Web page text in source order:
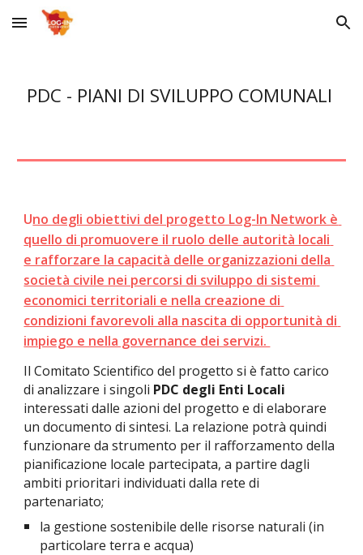
Skip to main content Skip to navigation
PDC - PIANI DI SVILUPPO COMUNALI
Uno degli obiettivi del progetto Log-In Network è
quello di promuovere il ruolo delle autorità locali
e rafforzare la capacità delle organizzazioni della
società civile nei percorsi di sviluppo di sistemi
economici territoriali e nella creazione di
condizioni favorevoli alla nascita di opportunità di
impiego e nella governance dei servizi.
Il Comitato Scientifico del progetto si è fatto carico
di analizzare i singoli PDC degli Enti Locali
interessati dalle azioni del progetto e di elaborare
un documento di sintesi. La relazione potrà quindi
funzionare da strumento per il rafforzamento della
pianificazione locale partecipata, a partire dagli
ambiti prioritari individuati dalla rete di
partenariato;
la gestione sostenibile delle risorse naturali (in
particolare terra e acqua)